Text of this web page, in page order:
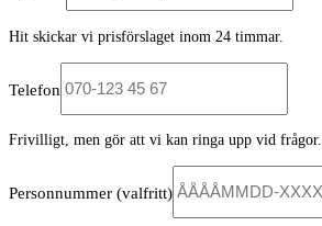
Hit skickar vi prisförslaget inom 24 timmar.
Telefon
Frivilligt, men gör att vi kan ringa upp vid frågor.
Personnummer (valfritt)